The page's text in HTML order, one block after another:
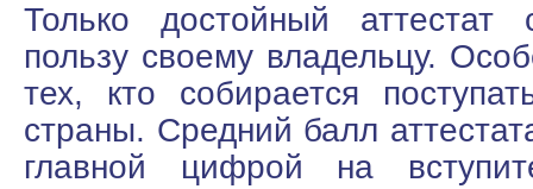
Только достойный аттестат
пользу своему владельцу.
тех, кто собирается
страны. Средний балл
главной цифрой на